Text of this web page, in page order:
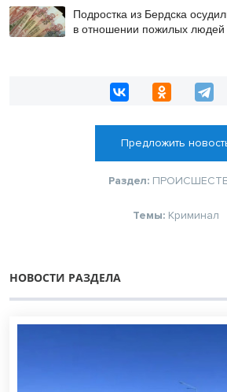
Подростка из Бердска
в отношении пожилых людей
Предложить
Раздел:
Темы: Криминал
НОВОСТИ РАЗДЕЛА